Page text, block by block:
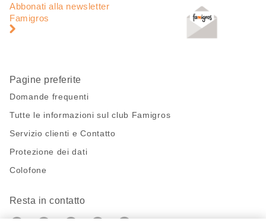
pagina
pagina
Abbonati alla newsletter
Famigros
Pagine preferite
Domande frequenti
Tutte le informazioni sul club Famigros
Servizio clienti e Contatto
Protezione dei dati
Colofone
Resta in contatto